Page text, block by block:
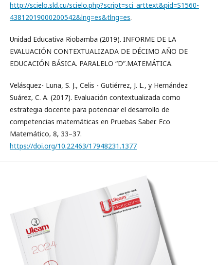
http://scielo.sld.cu/scielo.php?script=sci_arttext&pid=S1560-
43812019000200542&lng=es&tlng=es.
Unidad Educativa Riobamba (2019). INFORME DE LA
EVALUACIÓN CONTEXTUALIZADA DE DÉCIMO AÑO DE
EDUCACIÓN BÁSICA. PARALELO “D”.MATEMÁTICA.
Velásquez- Luna, S. J., Celis - Gutiérrez, J. L., y Hernández
Suárez, C. A. (2017). Evaluación contextualizada como
estrategia docente para potenciar el desarrollo de
competencias matemáticas en Pruebas Saber. Eco
Matemático, 8, 33–37.
https://doi.org/10.22463/17948231.1377